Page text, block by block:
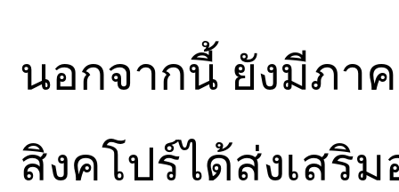
นอกจากนี้ ยังมีภา
สิงคโปร์ได้ส่งเสริ